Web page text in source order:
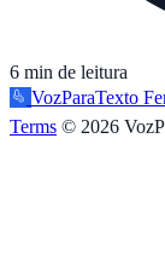
6 min de leitura
VozParaTexto
Terms © 2026